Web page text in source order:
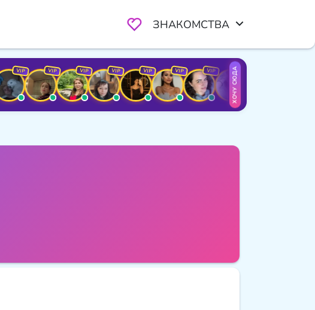
ЗНАКОМСТВА
VIP VIP VIP VIP VIP VIP VIP VIPХОЧУ СЮДА